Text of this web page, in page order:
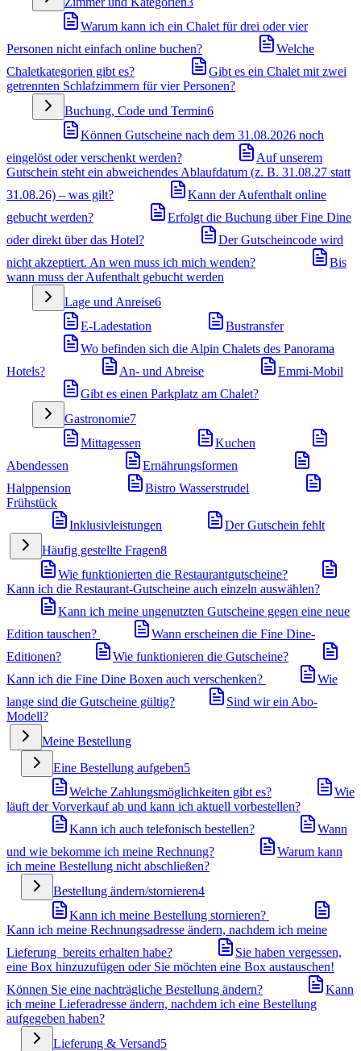
Warum kann ich ein Chalet für drei oder vier
Personen nicht einfach online buchen?
Welche
Chaletkategorien gibt es?
Gibt es ein Chalet mit zwei
getrennten Schlafzimmern für vier Personen?
Buchung, Code und Termin6
Können Gutscheine nach dem 31.08.2026 noch
eingelöst oder verschenkt werden?
Auf unserem
Gutschein steht ein abweichendes Ablaufdatum (z. B. 31.08.27 statt
31.08.26) – was gilt?
Kann der Aufenthalt online
gebucht werden?
Erfolgt die Buchung über Fine Dine
oder direkt über das Hotel?
Der Gutscheincode wird
nicht akzeptiert. An wen muss ich mich wenden?
Bis
wann muss der Aufenthalt gebucht werden
Lage und Anreise6
E-Ladestation
Bustransfer
Wo befinden sich die Alpin Chalets des Panorama
Hotels?
An- und Abreise
Emmi-Mobil
Gibt es einen Parkplatz am Chalet?
Gastronomie7
Mittagessen
Kuchen
Abendessen
Ernährungsformen
Halppension
Bistro Wasserstrudel
Frühstück
Inklusivleistungen
Der Gutschein fehlt
Häufig gestellte Fragen8
Wie funktionierten die Restaurantgutscheine?
Kann ich die Restaurant-Gutscheine auch einzeln auswählen?
Kann ich meine ungenutzten Gutscheine gegen eine neue
Edition tauschen?
Wann erscheinen die Fine Dine-
Editionen?
Wie funktionieren die Gutscheine?
Kann ich die Fine Dine Boxen auch verschenken?
Wie
lange sind die Gutscheine gültig?
Sind wir ein Abo-
Modell?
Meine Bestellung
Eine Bestellung aufgeben5
Welche Zahlungsmöglichkeiten gibt es?
Wie
läuft der Vorverkauf ab und kann ich aktuell vorbestellen?
Kann ich auch telefonisch bestellen?
Wann
und wie bekomme ich meine Rechnung?
Warum kann
ich meine Bestellung nicht abschließen?
Bestellung ändern/stornieren4
Kann ich meine Bestellung stornieren?
Kann ich meine Rechnungsadresse ändern, nachdem ich meine
Lieferung bereits erhalten habe?
Sie haben vergessen,
eine Box hinzuzufügen oder Sie möchten eine Box austauschen!
Können Sie eine nachträgliche Bestellung ändern?
Kann
ich meine Lieferadresse ändern, nachdem ich eine Bestellung
aufgegeben haben?
Lieferung & Versand5